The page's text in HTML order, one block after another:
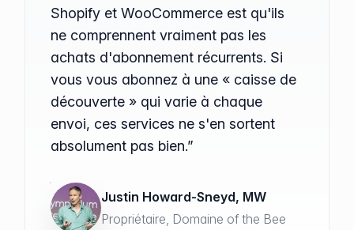
Shopify et WooCommerce est qu'ils
ne comprennent vraiment pas les
achats d'abonnement récurrents. Si
vous vous abonnez à une « caisse de
découverte » qui varie à chaque
envoi, ces services ne s'en sortent
absolument pas bien.”
Justin Howard-Sneyd, MW
Propriétaire, Domaine of the Bee